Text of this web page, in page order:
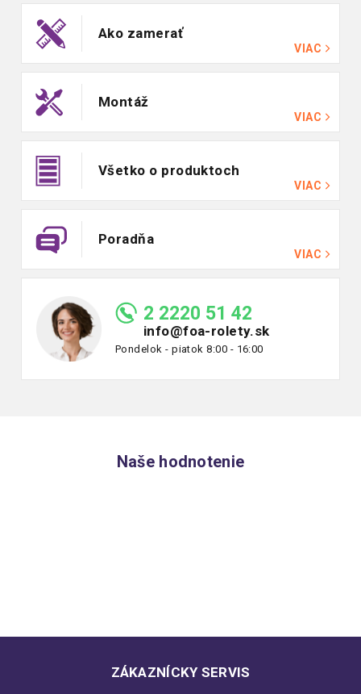
Ako zamerať
VIAC
Montáž
VIAC
Všetko o produktoch
VIAC
Poradňa
VIAC
2 2220 51 42
info@foa-rolety.sk
Pondelok - piatok 8:00 - 16:00
Naše hodnotenie
ZÁKAZNÍCKY SERVIS